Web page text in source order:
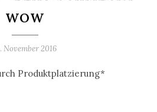
WOW
November 2016
Produktplatzierung*